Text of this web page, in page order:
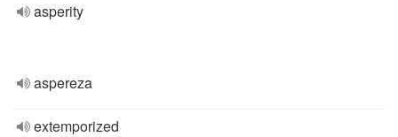
asperity
aspereza
extemporized